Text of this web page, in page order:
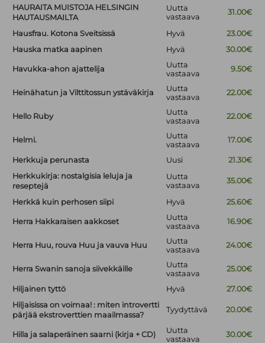
HAURAITA MUISTOJA HELSINGIN
HAUTAUSMAILTA
Uutta
vastaava
31.00€
Hausfrau. Kotona Sveitsissä Hyvä
23.00€
Hauska matka aapinen
Hyvä 30.00€
Havukka-ahon ajattelija
Uutta
vastaava
9.50€
Heinähatun ja Vilttitossun ystäväkirja
Uutta
vastaava
22.00€
Hello Ruby
Uutta
vastaava
22.00€
Helmi.
Uutta
vastaava
17.00€
Herkkuja perunasta Uusi
21.30€
Herkkukirja: nostalgisia leluja ja
reseptejä
Uutta
vastaava
35.00€
Herkkä kuin perhosen siipi Hyvä 25.60€
Herra Hakkaraisen aakkoset
Uutta
vastaava
16.90€
Herra Huu, rouva Huu ja vauva Huu
Uutta
vastaava
24.00€
Herra Swanin sanoja siivekkäille
Uutta
vastaava
25.00€
Hiljainen tyttö Hyvä
27.00€
Hiljaisissa on voimaa! : miten introvertti
pärjää ekstroverttien maailmassa?
Tyydyttävä 20.00€
Hilla ja salaperäinen saarni (kirja + CD)
Uutta
vastaava
30.00€